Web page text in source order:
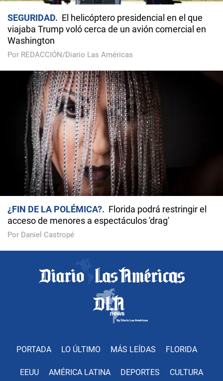
SEGURIDAD
El helicóptero presidencial en el que
viajaba Trump voló cerca de un avión comercial en
Washington
Por REDACCIÓN/Diario Las Américas
¿FIN DE LA POLÉMICA?
Florida podrá restringir el
acceso de menores a espectáculos 'drag'
Por Daniel Castropé
PORTADA LO ÚLTIMO MÁS LEÍDAS FLORIDA
EEUU AMÉRICA LATINA DEPORTES CULTURA